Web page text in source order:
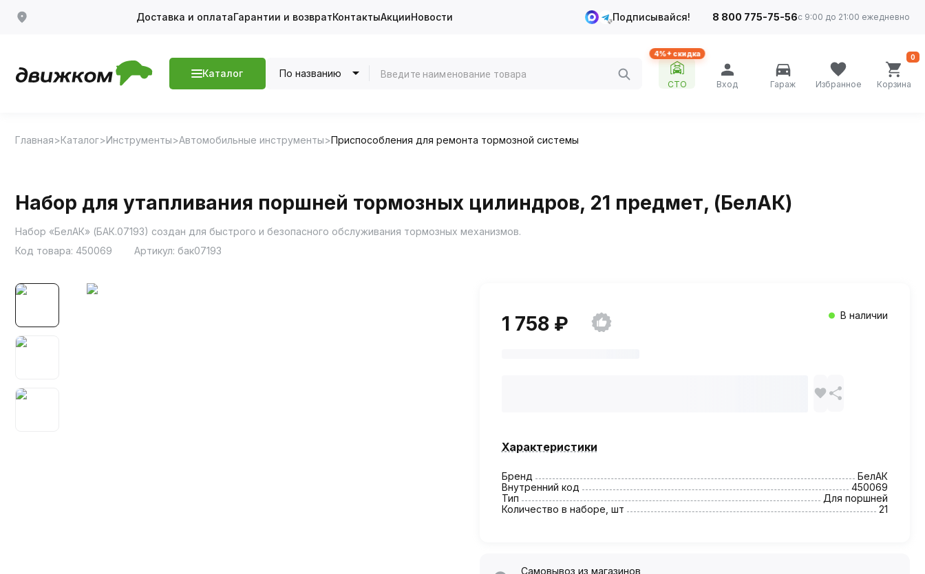
Доставка и оплатаГарантии и возвратКонтактыАкцииНовости Подписывайся! 8 800 775-75-56с 9:00 до 21:00 ежедневно
Каталог По названию
4%+ скидка
СТО Вход Гараж Избранное Корзина
0
Главная Каталог Инструменты Автомобильные инструменты Приспособления для ремонта тормозной системы
Набор для утапливания поршней тормозных цилиндров, 21 предмет, (БелАК)
Набор «БелАК» (БАК.07193) создан для быстрого и безопасного обслуживания тормозных механизмов.
Код товара: 450069 Артикул: бак07193
1 758 ₽ В наличии
Характеристики
Бренд
БелАК
Внутренний код
450069
Тип
Для поршней
Количество в наборе, шт
21
Самовывоз из магазинов